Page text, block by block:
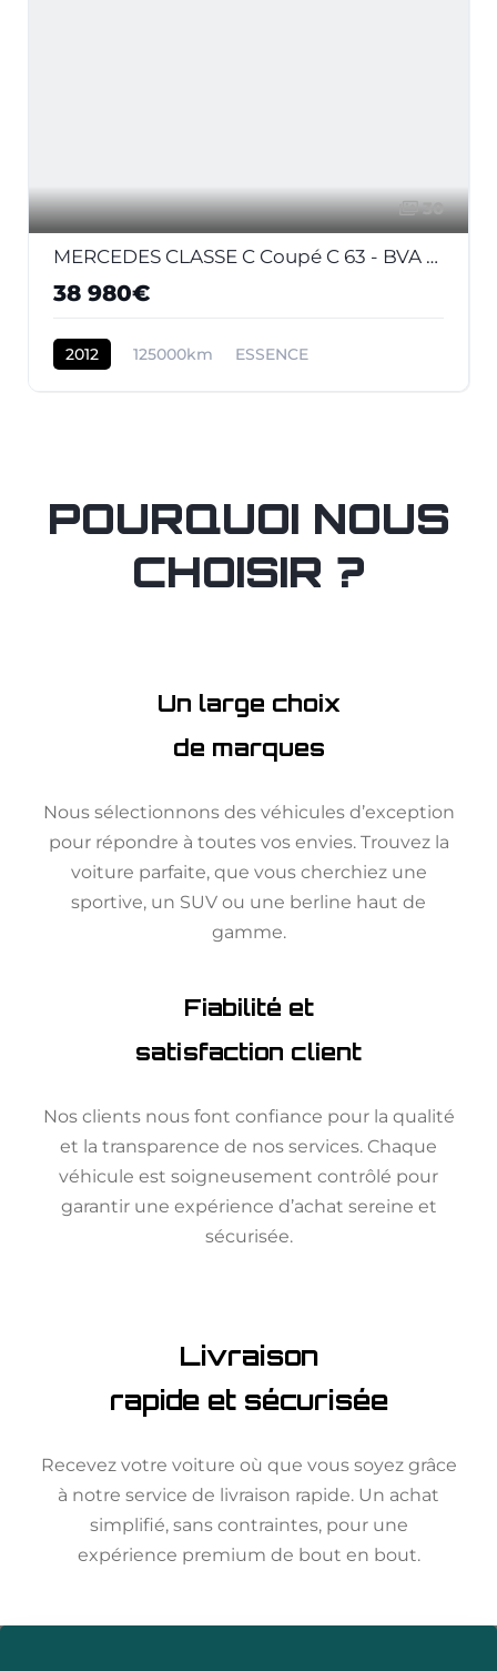
30
MERCEDES CLASSE C Coupé C 63 - BVA Speedshift MCT Pack Performance COUPE - BM 204 AMG - BVA
38 980€
2012 125000km ESSENCE
POURQUOI NOUS
CHOISIR ?
Un large choix
de marques
Nous sélectionnons des véhicules d’exception
pour répondre à toutes vos envies. Trouvez la
voiture parfaite, que vous cherchiez une
sportive, un SUV ou une berline haut de
gamme.
Fiabilité et
satisfaction client
Nos clients nous font confiance pour la qualité
et la transparence de nos services. Chaque
véhicule est soigneusement contrôlé pour
garantir une expérience d’achat sereine et
sécurisée.
Livraison
rapide et sécurisée
Recevez votre voiture où que vous soyez grâce
à notre service de livraison rapide. Un achat
simplifié, sans contraintes, pour une
expérience premium de bout en bout.